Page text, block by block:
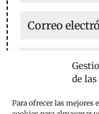
de
Para ofrecer las mejores
navegador para la